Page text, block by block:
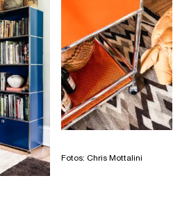
Fotos: Chris Mottalini